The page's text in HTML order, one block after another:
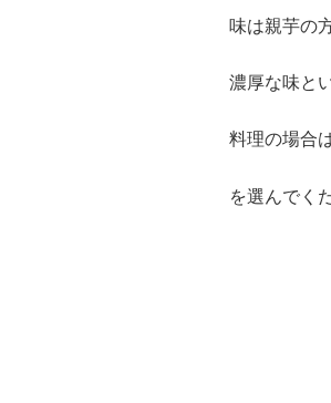
味は親芋の
濃厚な味と
料理の場合
を選んでく